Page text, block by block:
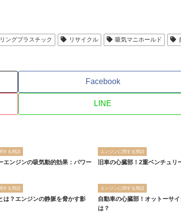
ングプラスチック リサイクル 吸気マニホールド
Facebook
LINE
する用語
エンジンの吸気動的効果：パワー
エンジンに関する用語
旧車の心臓部！2重ベンチュリ
する用語
は？エンジンの静脈を脅かす影
エンジンに関する用語
自動車の心臓部！オットーサ
は？